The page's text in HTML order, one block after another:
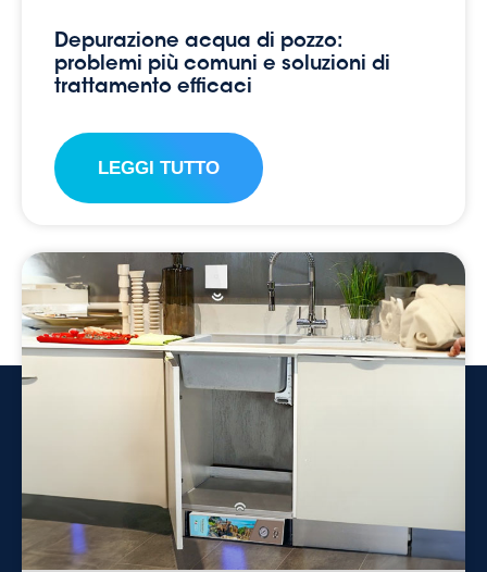
Depurazione acqua di pozzo:
problemi più comuni e soluzioni di
trattamento efficaci
LEGGI TUTTO